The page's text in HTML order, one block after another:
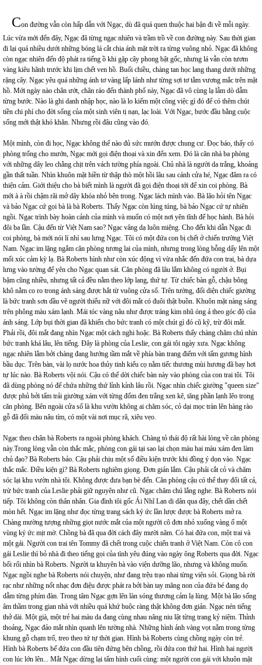
Con đường vẫn còn hấp dẫn với Ngạc, dù đã quá quen thuộc hai bận đi về mỗi ngày.
Lúc vừa mới đến đây, Ngạc đã từng ngạc nhiên và trầm trồ về con đường này. Sau thời gian
đi lại quá nhiều dưới những bóng lá cắt chia ánh mặt trời ra từng vuông nhỏ. Ngạc đã không
còn ngạc nhiên đến độ phát ra tiếng ồ khi gặp cây phong bật gốc, nhưng lá vẫn còn tươm
vàng kiêu hãnh trước khi lịm chết ven hồ. Buổi chiều, chàng tan học lang thang dưới những
rặng cây. Ngạc yêu quá những ánh tơ vàng lấp lánh như từng sợi tơ tằm vương mắc trên mặt
hồ. Mới ngày nào chân ướt, chân ráo đến thành phố này, Ngạc đã vô cùng lạ lẫm dò dẫm
từng bước. Nào là ghi danh nhập học, nào là lo kiếm một công việc gì đó để có thêm chút
tiền chi phí cho đời sống của một sinh viên tị nạn, lạc loài. Với Ngạc, bước đầu bằng cuộc
sống mới thật khó khăn. Nhưng rồi đâu cũng vào đó.
Một mình, còn đi học, Ngạc không thể nào đủ sức mướn được chung cư. Đọc báo, thấy có
phòng trống cho mướn, Ngạc mới gọi điện thoại và xin đến xem. Đó là căn nhà ba phòng
với những dây leo chằng chịt trên vách tường phía ngoài. Chủ nhà là người da trắng, khoảng
gần thất tuần. Nhìn khuôn mặt hiền từ thập thò một hồi lâu sau cánh cửa hé, Ngạc đâm ra có
thiện cảm. Giới thiệu cho bà biết mình là người đã gọi điện thoại tới để xin coi phòng. Bà
mới à à rồi chậm rãi mở dây khóa nhỏ bên trong. Ngạc lách mình vào. Bà lão hỏi tên Ngạc
và bảo Ngạc cứ gọi bà là bà Roberts. Thấy Ngạc còn lúng túng, bà bảo Ngạc cứ tự nhiên
ngồi. Ngạc trình bày hoàn cảnh của mình và muốn có một nơi yên tĩnh để học hành. Bà hỏi
đôi ba lần. Cậu đến từ Việt Nam sao? Ngạc vâng dạ luôn miệng. Cho đến khi dẫn Ngạc đi
coi phòng, bà mới nói lí nhí sau lưng Ngạc. Tôi có một đứa con bị chết ở chiến trường Việt
Nam. Ngạc im lặng ngắm căn phòng tương lai của mình, nhưng trong lòng bỗng dấy lên một
mối xúc cảm kỳ lạ. Bà Roberts hình như còn xúc động vì vừa nhắc đến đứa con trai, bà dựa
lưng vào tường để yên cho Ngạc quan sát. Căn phòng đã lâu lắm không có người ở. Bụi
bặm cũng nhiều, nhưng tất cả đều nằm theo lớp lang, thứ tự. Từ chiếc bàn gỗ, chậu bông
khô nằm co ro trong ánh sáng được hắt từ vuông cửa sổ. Trên tường, đối diện chiếc giường
là bức tranh sơn dầu vẽ người thiếu nữ với đôi mắt có đuôi thật buồn. Khuôn mặt nàng sáng
trên phông màu xám lạnh. Mái tóc vàng nâu như được tráng kim nhũ óng ả theo góc độ của
ánh sáng. Lớp bụi thời gian đã khiến cho bức tranh có một chút gì đó cũ kỹ, trừ đôi mắt.
Phải rồi, đôi mắt đang nhìn Ngạc một cách nghi hoặc. Bà Roberts thấy chàng chăm chú nhìn
bức tranh khá lâu, lên tiếng. Đây là phòng của Leslie, con gái tôi ngày xưa. Ngạc không
ngạc nhiên lắm bởi chàng đang hướng tầm mắt về phía bàn trang điểm với tấm gương hình
bầu dục. Trên bàn, vài lọ nước hoa thủy tinh kiểu cọ nằm tiếc thương mùi hương đã bay hơi
tự lúc nào. Bà Roberts vội nói. Cậu có thể dời chiếc bàn này vào phòng của con trai tôi. Tôi
đã dùng phòng nó để chứa những thứ lỉnh kỉnh lâu rồi. Ngạc nhìn chiếc giường "queen size"
được phủ bởi tấm trải giường xám với từng đốm đen trắng xen kẽ, tăng phần lạnh lẽo trong
căn phòng. Bên ngoài cửa sổ là khu vườn không ai chăm sóc, cỏ dại mọc tràn lên hàng rào
gỗ đã đổi màu nâu tím, có một vài nơi mục rã, xiêu vẹo.
Ngạc theo chân bà Roberts ra ngoài phòng khách. Chàng tỏ thái độ rất hài lòng về căn phòng
này.Trong lòng vẫn còn thắc mắc, phòng con gái tại sao lại chọn màu hai màu xám đen làm
chủ đạo? Bà Roberts bảo. Cậu phải chịu một số điều kiện trước khi đồng ý dọn vào. Ngạc
thắc mắc. Điều kiện gì? Bà Roberts nghiêm giọng. Đơn giản lắm. Cậu phải cắt cỏ và chăm
sóc lại khu vườn nhà tôi. Không được đưa bạn bè đến. Căn phòng cậu có thể thay đổi tất cả,
trừ bức tranh của Leslie phải giữ nguyên như cũ. Ngạc chăm chú lắng nghe. Bà Roberts nói
tiếp. Tôi không còn thân nhân. Gia đình tôi gốc Ái Nhĩ Lan di dân qua đây, chết dần chết
mòn hết. Ngạc im lặng như đọc từng trang sách ký ức lần lược được bà Roberts mở ra.
Chàng mường tượng những giọt nước mắt của một người cô đơn nhỏ xuống vàng ố một
vùng ký ức mịt mờ. Chồng bà đã qua đời cách đây mười năm. Có hai đứa con, một trai và
một gái. Người con trai tên Tommy đã chết trong cuộc chiến tranh ở Việt Nam. Còn cô con
gái Leslie thì bỏ nhà đi theo tiếng gọi của tình yêu đúng vào ngày ông Roberts qua đời. Ngạc
bối rối nhìn bà Roberts. Người ta khuyên bà vào viện dưỡng lão, nhưng và không muốn.
Ngạc ngồi nghe bà Roberts nói chuyện, như đang trệu trạo nhai từng viên sỏi. Giọng bà rời
rạc như những nốt nhạc đơn điệu được phát ra bởi bàn tay măng non của đứa bé đang dọ
dẫm từng phím đàn. Trong tâm Ngạc gợn lên làn sóng thương cảm lạ lùng. Một bà lão sống
âm thầm trong gian nhà với nhiều quá khứ buộc ràng thật không đơn giản. Ngạc nén tiếng
thở dài. Một già, một trẻ hai màu da đang cùng nhau nâng niu lật từng trang kỷ niệm. Thỉnh
thoảng, Ngạc đảo mắt nhìn quanh lên tường nhà. Những hình ảnh vàng vọt nằm trong từng
khung gỗ chạm trổ, treo theo tứ tự thời gian. Hình bà Roberts cùng chồng ngày còn trẻ.
Hình bà Roberts bế đứa con đầu tiên đứng bên chồng, rồi đứa con thứ hai. Hình hai người
con lúc lớn lên... Mắt Ngạc dừng lại tấm hình cuối cùng: một người con gái với khuôn mặt